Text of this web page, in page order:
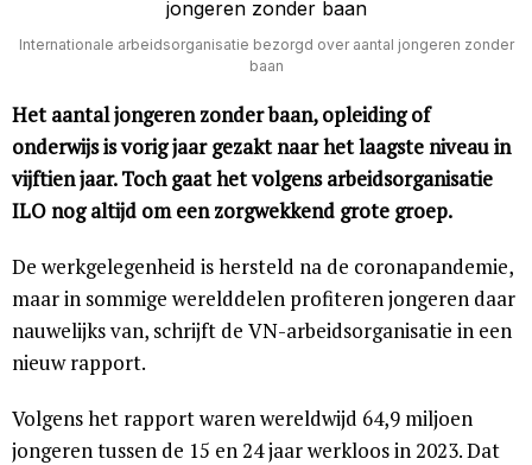
Internationale arbeidsorganisatie bezorgd over aantal jongeren zonder
baan
Het aantal jongeren zonder baan, opleiding of
onderwijs is vorig jaar gezakt naar het laagste niveau in
vijftien jaar. Toch gaat het volgens arbeidsorganisatie
ILO nog altijd om een zorgwekkend grote groep.
De werkgelegenheid is hersteld na de coronapandemie,
maar in sommige werelddelen profiteren jongeren daar
nauwelijks van, schrijft de VN-arbeidsorganisatie in een
nieuw rapport.
Volgens het rapport waren wereldwijd 64,9 miljoen
jongeren tussen de 15 en 24 jaar werkloos in 2023. Dat